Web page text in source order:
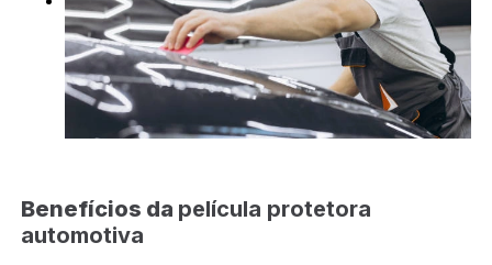
Benefícios da película protetora
automotiva